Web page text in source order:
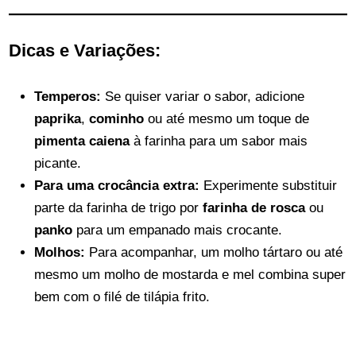
Dicas e Variações:
Temperos: Se quiser variar o sabor, adicione
paprika,cominho ou até mesmo um toque de
pimenta caienaà farinha para um sabor mais
picante.
Para uma crocância extra: Experimente substituir
parte da farinha de trigo porfarinha de roscaou
panko para um empanado mais crocante.
Molhos: Para acompanhar, um molho tártaro ou até
mesmo um molho de mostarda e mel combina super
bem com o filé de tilápia frito.